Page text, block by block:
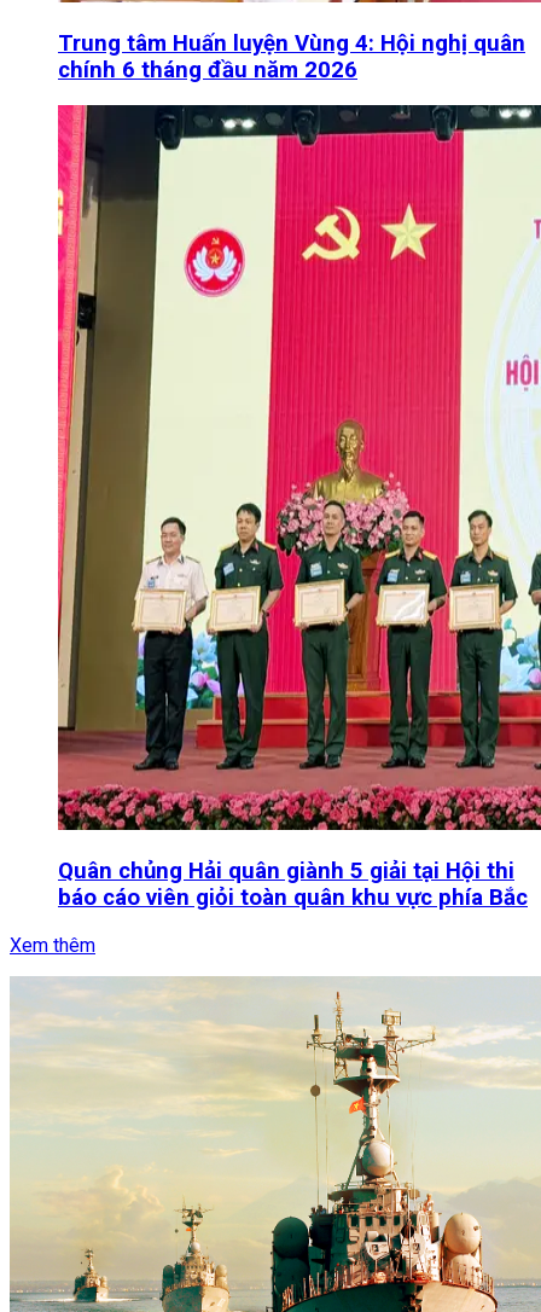
Trung tâm Huấn luyện Vùng 4: Hội nghị quân
chính 6 tháng đầu năm 2026
Quân chủng Hải quân giành 5 giải tại Hội thi
báo cáo viên giỏi toàn quân khu vực phía Bắc
Xem thêm